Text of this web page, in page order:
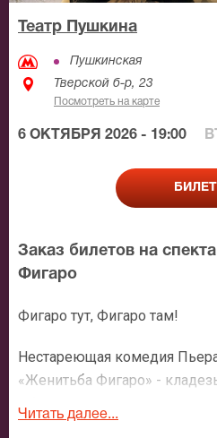
Театр Пушкина
Пушкинская
Тверской б-р, 23
Посмотреть на карте
6 ОКТЯБРЯ 2026 - 19:00 ВТ
Заказ билетов на
Фигаро
Фигаро тут, Фигаро там!
Нестареющая комедия
«Женитьба Фигаро» -
Обаяние и находчивость
графа Альмавивы, с
Читать далее...